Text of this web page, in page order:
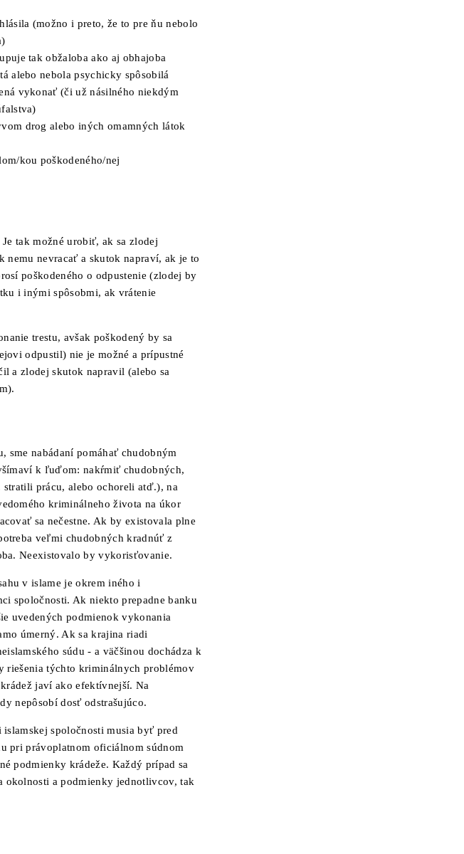
(možno i preto, že to pre ňu nebolo
tak obžaloba ako aj obhajoba
alebo nebola psychicky spôsobilá
vykonať (či už násilného niekdým
drog alebo iných omamných látok
kou poškodeného/nej
tak možné urobiť, ak sa zlodej
nevracať a skutok napraví, ak je to
poškodeného o odpustenie (zlodej by
i inými spôsobmi, ak vrátenie
trestu, avšak poškodený by sa
odpustil) nie je možné a prípustné
a zlodej skutok napravil (alebo sa
sme nabádaní pomáhať chudobným
k ľuďom: nakŕmiť chudobných,
prácu, alebo ochoreli atď.), na
kriminálneho života na úkor
sa nečestne. Ak by existovala plne
veľmi chudobných kradnúť z
Neexistovalo by vykorisťovanie.
v islame je okrem iného i
spoločnosti. Ak niekto prepadne banku
uvedených podmienok vykonania
úmerný. Ak sa krajina riadi
súdu - a väčšinou dochádza k
riešenia týchto kriminálnych problémov
javí ako efektívnejší. Na
nepôsobí dosť odstrašujúco.
spoločnosti musia byť pred
pri právoplatnom oficiálnom súdnom
podmienky krádeže. Každý prípad sa
okolnosti a podmienky jednotlivcov, tak